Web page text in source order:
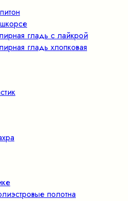
гладь с лайкрой
гладь хлопковая
полотна